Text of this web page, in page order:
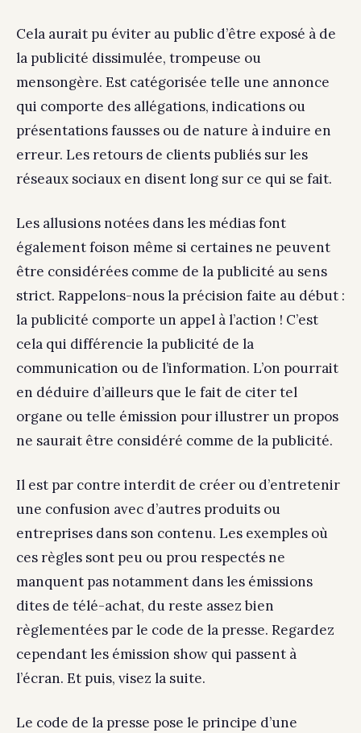
Cela aurait pu éviter au public d’être exposé à de
la publicité dissimulée, trompeuse ou
mensongère. Est catégorisée telle une annonce
qui comporte des allégations, indications ou
présentations fausses ou de nature à induire en
erreur. Les retours de clients publiés sur les
réseaux sociaux en disent long sur ce qui se fait.
Les allusions notées dans les médias font
également foison même si certaines ne peuvent
être considérées comme de la publicité au sens
strict. Rappelons-nous la précision faite au début :
la publicité comporte un appel à l’action ! C’est
cela qui différencie la publicité de la
communication ou de l’information. L’on pourrait
en déduire d’ailleurs que le fait de citer tel
organe ou telle émission pour illustrer un propos
ne saurait être considéré comme de la publicité.
Il est par contre interdit de créer ou d’entretenir
une confusion avec d’autres produits ou
entreprises dans son contenu. Les exemples où
ces règles sont peu ou prou respectés ne
manquent pas notamment dans les émissions
dites de télé-achat, du reste assez bien
règlementées par le code de la presse. Regardez
cependant les émission show qui passent à
l’écran. Et puis, visez la suite.
Le code de la presse pose le principe d’une